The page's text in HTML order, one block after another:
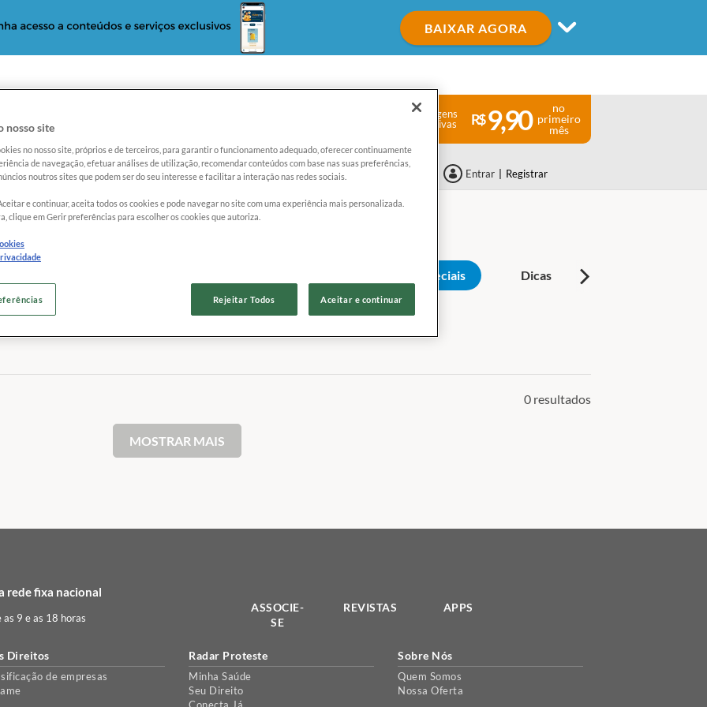
BAIXAR AGORA
Reclame com a Proteste Radar Proteste Entrar Registrar
Vantagens
Exclusivas
9,90
no
primeiro
mês
Especiais Dicas
0 resultados
MOSTRAR MAIS
rede fixa nacional
9 e as 18 horas
ASSOCIE-
SE
REVISTAS APPS
Direitos
de empresas
Radar Proteste
Minha Saúde
Seu Direito
Sobre Nós
Quem Somos
Nossa Oferta
nosso site
no nosso site, próprios e de terceiros, para garantir o funcionamento adequado, oferecer continuamente
de navegação, efetuar análises de utilização, recomendar conteúdos com base nas suas preferências,
noutros sites que podem ser do seu interesse e facilitar a interação nas redes sociais.
e continuar, aceita todos os cookies e pode navegar no site com uma experiência mais personalizada.
clique em Gerir preferências para escolher os cookies que autoriza.
Rejeitar Todos Aceitar e continuar